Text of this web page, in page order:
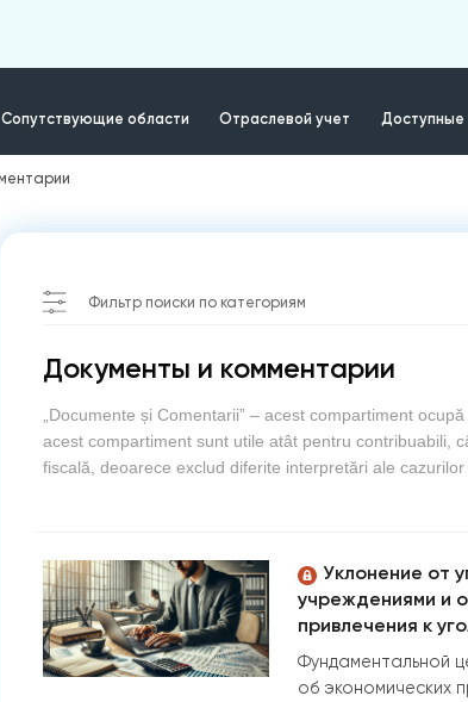
Сопутствующие области Отраслевой учет Доступные
Фильтр поиски по категориям
Документы и комментарии
„Documente și Comentarii” – acest compartiment
acest compartiment sunt utile atât pentru contribuabili,
fiscală, deoarece exclud diferite interpretări ale cazurilor
Уклонение от
учреждениями и
привлечения к
Фундаментальной
об экономических